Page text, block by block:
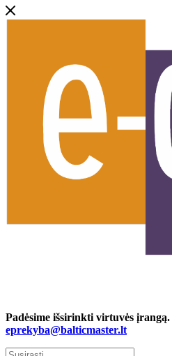
Padėsime išsirinkti virtuvės
eprekyba@balticmaster.lt